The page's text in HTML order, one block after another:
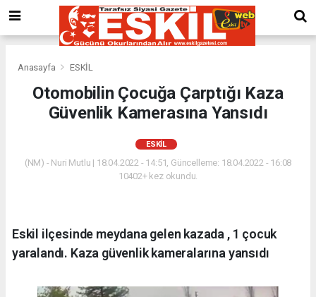
Anasayfa ESKİL
Otomobilin Çocuğa Çarptığı Kaza
Güvenlik Kamerasına Yansıdı
ESKİL
(NM) - Nuri Mutlu | 18.04.2022 - 14:51, Güncelleme: 18.04.2022 - 16:08
10402+ kez okundu.
Eskil ilçesinde meydana gelen kazada , 1 çocuk
yaralandı. Kaza güvenlik kameralarına yansıdı